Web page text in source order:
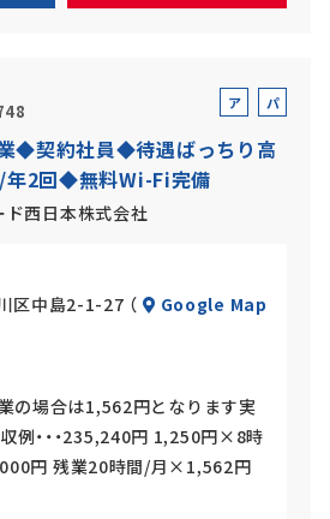
ア
バ
パ
ト
◆契約社員◆待遇ばっちり高
2回◆無料Wi-Fi完備
ド西日本株式会社
区中島2-1-27 （
Google Map
の場合は1,562円となります実
例・・・235,240円 1,250円×8時
円 残業20時間/月×1,562円